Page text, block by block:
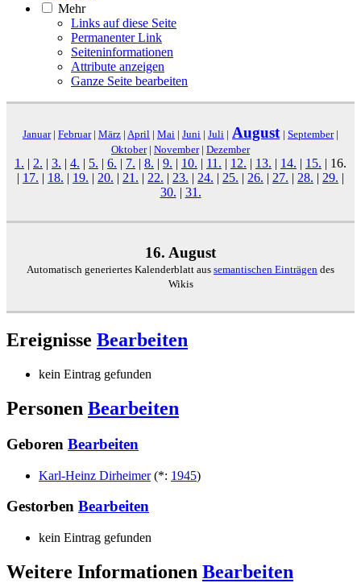
Mehr
Links auf diese Seite
Permanenter Link
Seiten­­informationen
Attribute anzeigen
Ganze Seite bearbeiten
Januar| Februar| März | April | Mai | Juni | Juli | August | September|
Oktober| November| Dezember
1. 2. 3. 4. 5. 6. 7. 8. 9. 10. 11. 12. 13. 14. 15.
16.
17. 18. 19. 20. 21. 22. 23. 24. 25. 26. 27. 28. 29.
30.
31.
16. August
Automatisch generiertes Kalenderblatt aus semantischen Einträgen des
Wikis
Ereignisse Bearbeiten
kein Eintrag gefunden
Personen Bearbeiten
Geboren Bearbeiten
Karl-Heinz Dirheimer(*: 1945)
Gestorben Bearbeiten
kein Eintrag gefunden
Weitere Informationen Bearbeiten